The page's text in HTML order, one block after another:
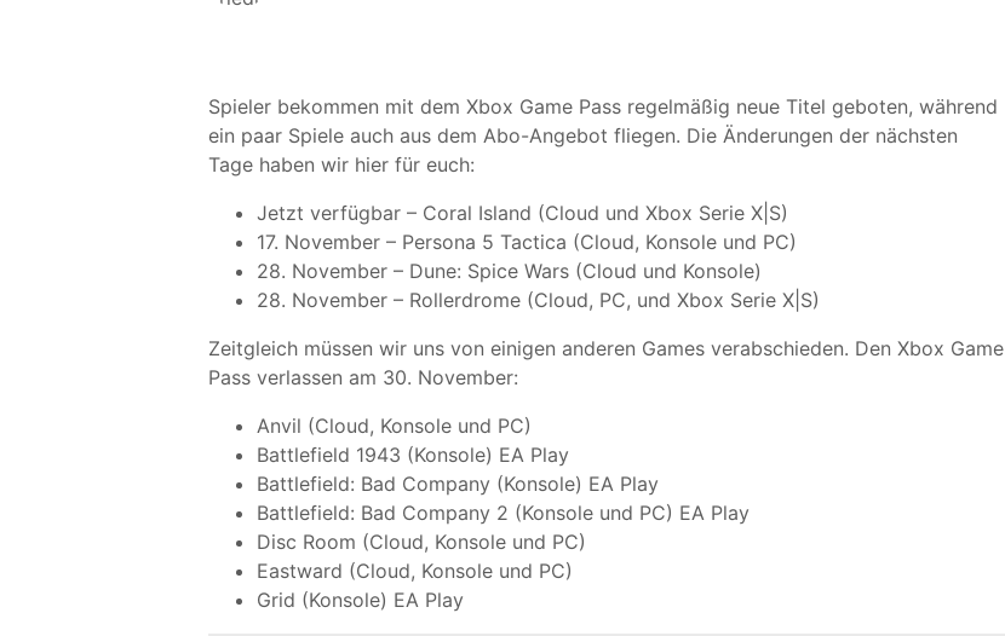
Spieler bekommen mit dem Xbox Game Pass regelmäßig neue Titel geboten, während
ein paar Spiele auch aus dem Abo-Angebot fliegen. Die Änderungen der nächsten
Tage haben wir hier für euch:
Jetzt verfügbar – Coral Island (Cloud und Xbox Serie X|S)
17. November – Persona 5 Tactica (Cloud, Konsole und PC)
28. November – Dune: Spice Wars (Cloud und Konsole)
28. November – Rollerdrome (Cloud, PC, und Xbox Serie X|S)
Zeitgleich müssen wir uns von einigen anderen Games verabschieden. Den Xbox Game
Pass verlassen am 30. November:
Anvil (Cloud, Konsole und PC)
Battlefield 1943 (Konsole) EA Play
Battlefield: Bad Company (Konsole) EA Play
Battlefield: Bad Company 2 (Konsole und PC) EA Play
Disc Room (Cloud, Konsole und PC)
Eastward (Cloud, Konsole und PC)
Grid (Konsole) EA Play